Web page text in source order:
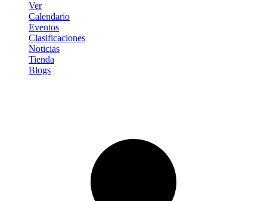
Ver
Calendario
Eventos
Clasificaciones
Noticias
Tienda
Blogs